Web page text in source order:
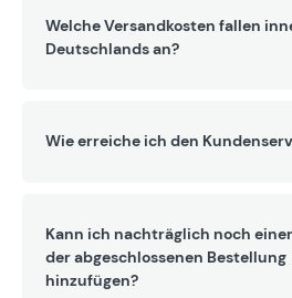
Welche Versandkosten fallen
Deutschlands an?
Wie erreiche ich den
Kann ich nachträglich noch
der abgeschlossenen Bestellung
hinzufügen?